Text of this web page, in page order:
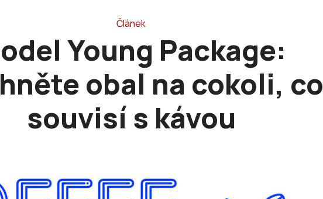
Článek
Young Package:
obal na cokoli, co
souvisí s kávou